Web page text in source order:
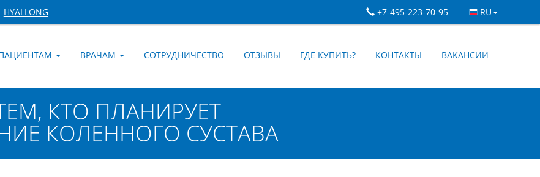
HYALLONG +7-495-223-70-95 RU
ВРАЧАМ СОТРУДНИЧЕСТВО ОТЗЫВЫ ГДЕ КУПИТЬ? КОНТАКТЫ ВАКАНСИИ
КТО ПЛАНИРУЕТ
КОЛЕННОГО СУСТАВА